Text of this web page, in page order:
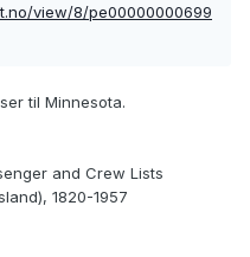
view/8/pe00000000699
til Minnesota.
and Crew Lists
1820-1957